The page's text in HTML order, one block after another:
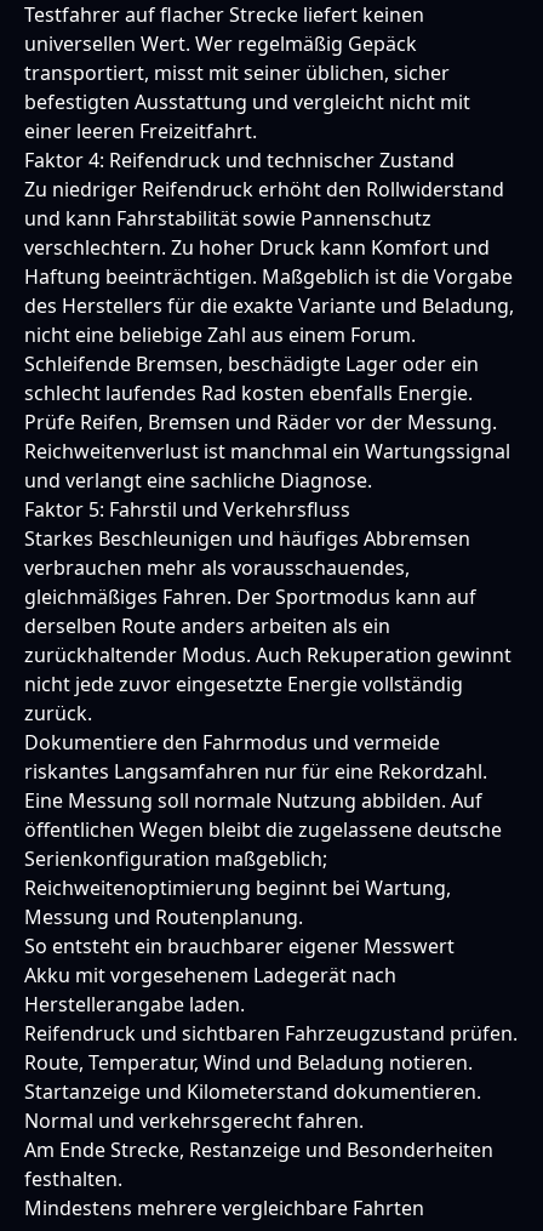
Testfahrer auf flacher Strecke liefert keinen
universellen Wert. Wer regelmäßig Gepäck
transportiert, misst mit seiner üblichen, sicher
befestigten Ausstattung und vergleicht nicht mit
einer leeren Freizeitfahrt.
Faktor 4: Reifendruck und technischer Zustand
Zu niedriger Reifendruck erhöht den Rollwiderstand
und kann Fahrstabilität sowie Pannenschutz
verschlechtern. Zu hoher Druck kann Komfort und
Haftung beeinträchtigen. Maßgeblich ist die Vorgabe
des Herstellers für die exakte Variante und Beladung,
nicht eine beliebige Zahl aus einem Forum.
Schleifende Bremsen, beschädigte Lager oder ein
schlecht laufendes Rad kosten ebenfalls Energie.
Prüfe Reifen, Bremsen und Räder vor der Messung.
Reichweitenverlust ist manchmal ein Wartungssignal
und verlangt eine sachliche Diagnose.
Faktor 5: Fahrstil und Verkehrsfluss
Starkes Beschleunigen und häufiges Abbremsen
verbrauchen mehr als vorausschauendes,
gleichmäßiges Fahren. Der Sportmodus kann auf
derselben Route anders arbeiten als ein
zurückhaltender Modus. Auch Rekuperation gewinnt
nicht jede zuvor eingesetzte Energie vollständig
zurück.
Dokumentiere den Fahrmodus und vermeide
riskantes Langsamfahren nur für eine Rekordzahl.
Eine Messung soll normale Nutzung abbilden. Auf
öffentlichen Wegen bleibt die zugelassene deutsche
Serienkonfiguration maßgeblich;
Reichweitenoptimierung beginnt bei Wartung,
Messung und Routenplanung.
So entsteht ein brauchbarer eigener Messwert
Akku mit vorgesehenem Ladegerät nach
Herstellerangabe laden.
Reifendruck und sichtbaren Fahrzeugzustand prüfen.
Route, Temperatur, Wind und Beladung notieren.
Startanzeige und Kilometerstand dokumentieren.
Normal und verkehrsgerecht fahren.
Am Ende Strecke, Restanzeige und Besonderheiten
festhalten.
Mindestens mehrere vergleichbare Fahrten